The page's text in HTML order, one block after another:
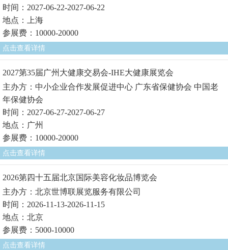
时间：2027-06-22-2027-06-22
地点：上海
参展费：10000-20000
点击查看详情
2027第35届广州大健康交易会-IHE大健康展览会
主办方：中小企业合作发展促进中心 广东省保健协会 中国老
年保健协会
时间：2027-06-27-2027-06-27
地点：广州
参展费：10000-20000
点击查看详情
2026第四十五届北京国际美容化妆品博览会
主办方：北京世博联展览服务有限公司
时间：2026-11-13-2026-11-15
地点：北京
参展费：5000-10000
点击查看详情